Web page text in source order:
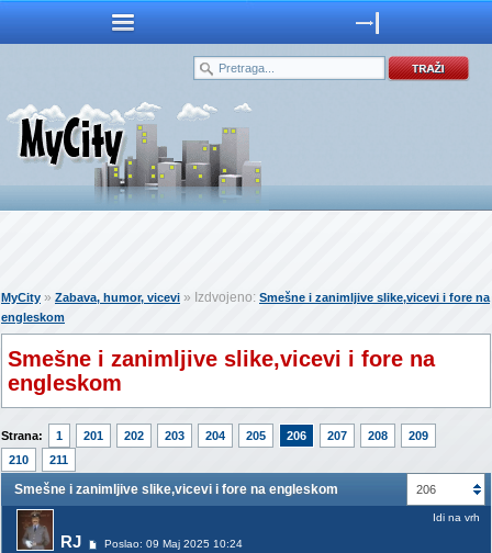
MyCity » Zabava, humor, vicevi » Izdvojeno: Smešne i zanimljive slike,vicevi i fore na
engleskom
Smešne i zanimljive slike,vicevi i fore na
engleskom
Strana: 1 201 202 203 204 205 206 207 208
209
210
211
206
Smešne i zanimljive slike,vicevi i fore na engleskom
RJ Poslao: 09 Maj 2025 10:24
Idi na vrh